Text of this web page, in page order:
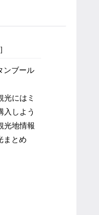
ンブール
光にはミ
入しよう
光地情報
まとめ